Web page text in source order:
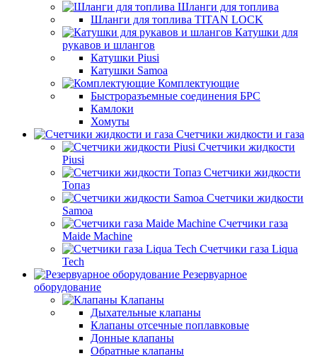
Шланги для топлива
Шланги для топлива TITAN LOCK
Катушки для
рукавов и шлангов
Катушки Piusi
Катушки Samoa
Комплектующие
Быстроразъемные соединения БРС
Камлоки
Хомуты
Счетчики жидкости и газа
Счетчики жидкости
Piusi
Счетчики жидкости
Топаз
Счетчики жидкости
Samoa
Счетчики газа
Maide Machine
Счетчики газа Liqua
Tech
Резервуарное
оборудование
Клапаны
Дыхательные клапаны
Клапаны отсечные поплавковые
Донные клапаны
Обратные клапаны